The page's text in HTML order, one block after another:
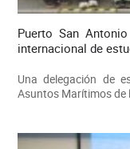
Puerto San
internacional de
Una delegación de
Asuntos Marítimos de